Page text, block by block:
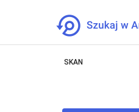
SKAN